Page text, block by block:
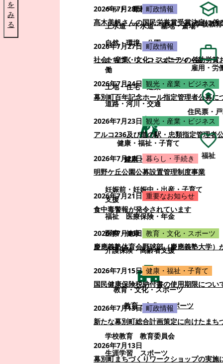
を
み
る
ペット・動植物
ごみ
上水道・下水道
墓地・斎場
自然・環境・公園
まちづくり・コミュニティ・協
働
土地・住宅・建築
道路・河川・交通
健康・福祉・子育て
健康・福祉・子育て
妊娠前・妊娠中・出産・子育て
支援
福祉
医療保険・年金
医療・健康
介護保険・高齢者支援
教育・文化・スポーツ
教育・文化・スポーツ
学校教育
教育委員会
生涯学習
スポーツ
2026年7月28日 町政情報
髙木美帆さんの国民栄誉賞受賞決定に係
2026年7月27日 町政情報
社会・産業・文化・スポーツの各功労
2026年7月24日 観光・産業・ビジネス
幕別町百年記念ホール指定管理者公募に
2026年7月23日 観光・産業・ビジネス
アルコ236及び道の駅・忠類指定管理者
2026年7月22日 暮らし・手続き
明野ケ丘公園公募設置管理制度事業
2026年7月21日 重要なお知らせ
食中毒警報が発令されています
2026年7月16日 教育・文化・スポーツ
慶應義塾体育会野球部（慶應義塾大学）
2026年7月15日 健康・福祉・子育て
国民健康保険税納付書の使用期限につい
2026年7月13日 町政情報
新たな幕別町総合計画策定に向けたまち
2026年7月13日
幕別町まちづくりワークショップの実施
学校教育
雇用・労
住民票・
福祉